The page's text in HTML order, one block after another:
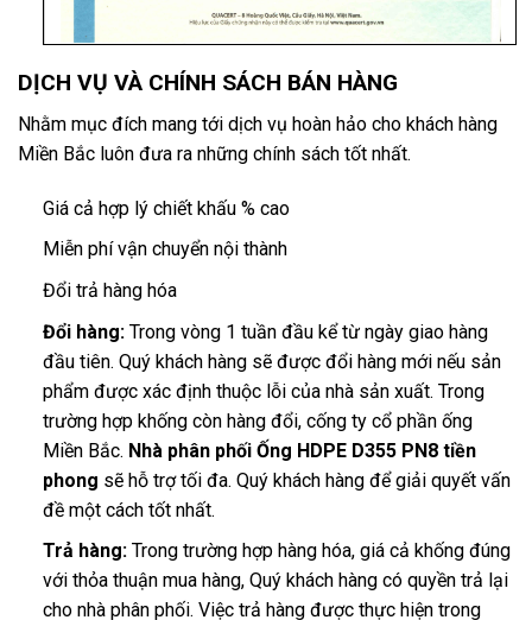
DỊCH VỤ VÀ CHÍNH SÁCH BÁN HÀNG
Nhằm mục đích mang tới dịch vụ hoàn hảo cho khách hàng
Miền Bắc luôn đưa ra những chính sách tốt nhất.
Giá cả hợp lý chiết khấu % cao
Miễn phí vận chuyển nội thành
Đổi trả hàng hóa
Đổi hàng:Trong vòng 1 tuần đầu kể từ ngày giao hàng
đầu tiên. Quý khách hàng sẽ được đổi hàng mới nếu sản
phẩm được xác định thuộc lỗi của nhà sản xuất. Trong
trường hợp khống còn hàng đổi, cống ty cổ phần ống
Miền Bắc. Nhà phân phối Ống HDPE D355 PN8 tiền
phong sẽ hỗ trợ tối đa. Quý khách hàng để giải quyết vấn
đề một cách tốt nhất.
Trả hàng:Trong trường hợp hàng hóa, giá cả khống đúng
với thỏa thuận mua hàng, Quý khách hàng có quyền trả lại
cho nhà phân phối. Việc trả hàng được thực hiện trong